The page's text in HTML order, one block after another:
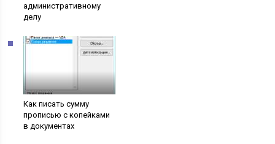
административному
делу
Как писать сумму
прописью с копейками
в документах